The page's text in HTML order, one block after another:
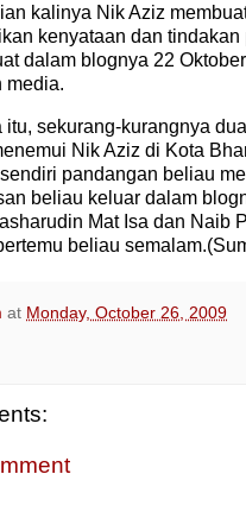
kalinya Nik Aziz
kenyataan dan tindakan
dalam blognya 22
media.
itu, sekurang-kurangnya
Nik Aziz di Kota
pandangan beliau
beliau keluar dalam
Mat Isa dan Naib
beliau
at Monday, October 26, 2009